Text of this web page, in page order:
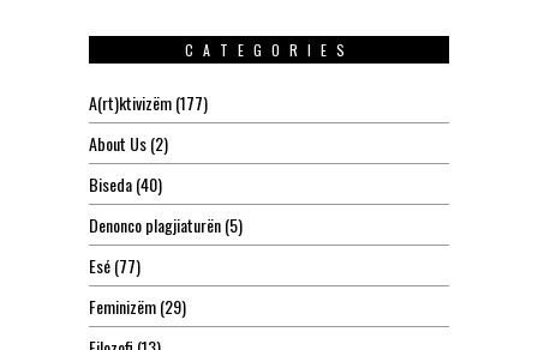
CATEGORIES
A(rt)ktivizëm(177)
About Us(2)
Biseda(40)
Denonco plagjiaturën(5)
Esé(77)
Feminizëm(29)